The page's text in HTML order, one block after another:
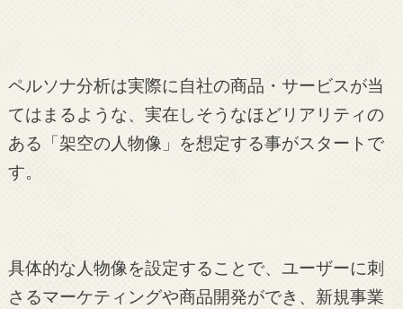
ペルソナ分析は実際に自社の商品・サービスが当
てはまるような、実在しそうなほどリアリティの
ある「架空の人物像」を想定する事がスタートで
す。
具体的な人物像を設定することで、ユーザーに刺
さるマーケティングや商品開発ができ、新規事業